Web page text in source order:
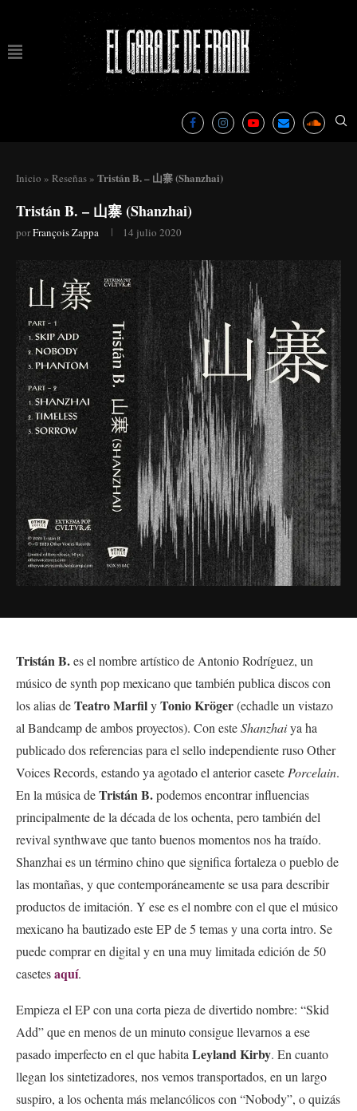
Inicio » Reseñas » Tristán B. – 山寨 (Shanzhai)
Tristán B. – 山寨 (Shanzhai)
porFrançois Zappa 14 julio 2020
Tristán B.es el nombre artístico de Antonio Rodríguez, un
músico de synth pop mexicano que también publica discos con
los alias deTeatro MarfilyTonio Kröger(echadle un vistazo
al Bandcamp de ambos proyectos). Con esteShanzhaiya ha
publicado dos referencias para el sello independiente ruso Other
Voices Records, estando ya agotado el anterior casete Porcelain.
En la música deTristán B.podemos encontrar influencias
principalmente de la década de los ochenta, pero también del
revival synthwave que tanto buenos momentos nos ha traído.
Shanzhai es un término chino que significa fortaleza o pueblo de
las montañas, y que contemporáneamente se usa para describir
productos de imitación. Y ese es el nombre con el que el músico
mexicano ha bautizado este EP de 5 temas y una corta intro. Se
puede comprar en digital y en una muy limitada edición de 50
casetesaquí.
Empieza el EP con una corta pieza de divertido nombre: “Skid
Add” que en menos de un minuto consigue llevarnos a ese
pasado imperfecto en el que habita Leyland Kirby. En cuanto
llegan los sintetizadores, nos vemos transportados, en un largo
suspiro, a los ochenta más melancólicos con “Nobody”, o quizás